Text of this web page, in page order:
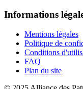
Informations
Mentions légales
Politique de
Conditions
FAQ
Plan du site